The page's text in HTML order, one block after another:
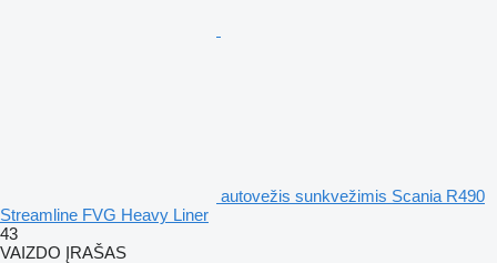
autovežis sunkvežimis Scania R490
Streamline FVG Heavy Liner
43
VAIZDO ĮRAŠAS